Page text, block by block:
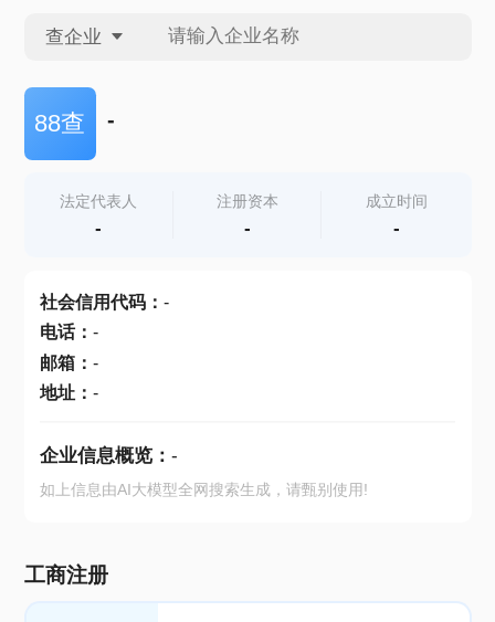
查企业
查企业
查产地
88查 -
法定代表人
-
注册资本
-
成立时间
-
社会信用代码： -
电话： -
邮箱： -
地址： -
企业信息概览： -
如上信息由AI大模型全网搜索生成，请甄别使用!
工商注册